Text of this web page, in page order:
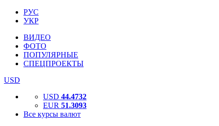
РУС
УКР
ВИДЕО
ФОТО
ПОПУЛЯРНЫЕ
СПЕЦПРОЕКТЫ
USD
USD 44.4732
EUR 51.3093
Все курсы валют